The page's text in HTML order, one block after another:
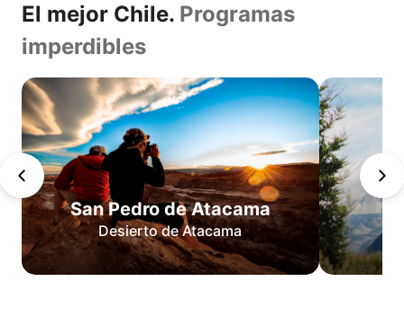
El mejor Chile. Programas
imperdibles
Dientes
de
Navarino
San
Pedro
de
Atacama
Circuito
O
San Pedro de Atacama
Desierto de Atacama